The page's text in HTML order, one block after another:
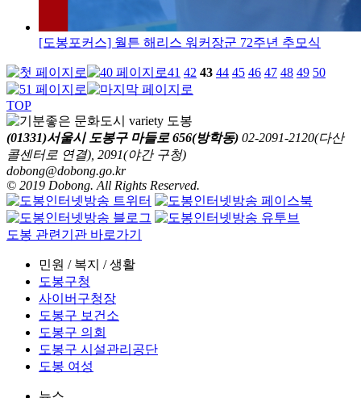
[도봉포커스] 월튼 해리스 워커장군 72주년 추모식
41 42 43 44 45 46 47 48 49 50
TOP
(01331)서울시 도봉구 마들로 656(방학동) 02-2091-2120(다산
콜센터로 연결), 2091(야간 구청)
dobong@dobong.go.kr
© 2019 Dobong. All Rights Reserved.
도봉 관련기관 바로가기
민원 / 복지 / 생활
도봉구청
사이버구청장
도봉구 보건소
도봉구 의회
도봉구 시설관리공단
도봉 여성